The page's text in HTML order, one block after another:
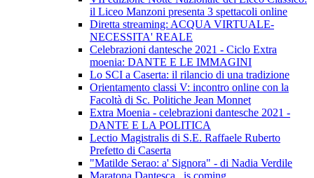
il Liceo Manzoni presenta 3 spettacoli online
Diretta streaming: ACQUA VIRTUALE-
NECESSITA' REALE
Celebrazioni dantesche 2021 - Ciclo Extra
moenia: DANTE E LE IMMAGINI
Lo SCI a Caserta: il rilancio di una tradizione
Orientamento classi V: incontro online con la
Facoltà di Sc. Politiche Jean Monnet
Extra Moenia - celebrazioni dantesche 2021 -
DANTE E LA POLITICA
Lectio Magistralis di S.E. Raffaele Ruberto
Prefetto di Caserta
"Matilde Serao: a' Signora" - di Nadia Verdile